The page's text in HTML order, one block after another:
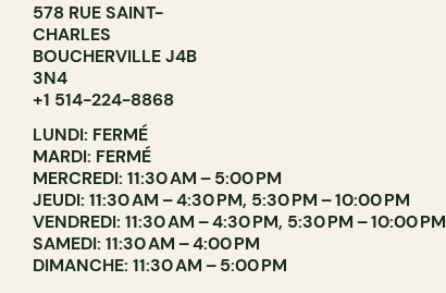
578 RUE SAINT-
CHARLES
BOUCHERVILLE J4B
3N4
+1 514-224-8868
LUNDI: FERMÉ
MARDI: FERMÉ
MERCREDI: 11:30 AM – 5:00 PM
JEUDI: 11:30 AM – 4:30 PM, 5:30 PM – 10:00 PM
VENDREDI: 11:30 AM – 4:30 PM, 5:30 PM – 10:00 PM
SAMEDI: 11:30 AM – 4:00 PM
DIMANCHE: 11:30 AM – 5:00 PM